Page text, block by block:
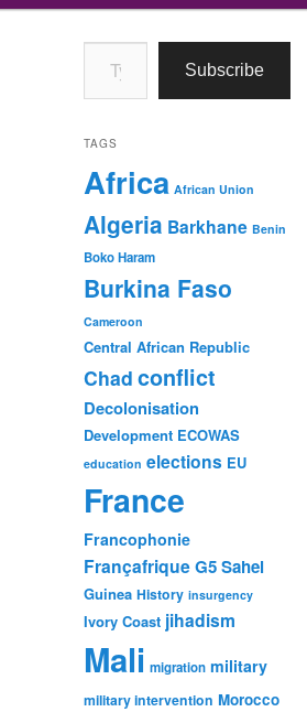
Type your email…
Subscribe
TAGS
Africa African Union
Algeria Barkhane Benin
Boko Haram
Burkina Faso
Cameroon
Central African Republic
Chad conflict
Decolonisation
Development ECOWAS
education elections EU
France
Francophonie
FrançafriqueG5 Sahel
Guinea History insurgency
Ivory Coast jihadism
Mali migration military
military intervention Morocco